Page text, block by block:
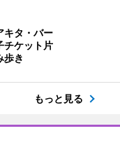
キタ・バー
ケット片
歩き
もっと見る